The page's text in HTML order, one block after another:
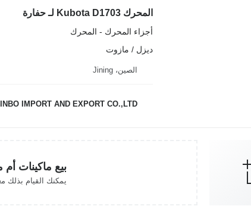
المحرك Kubota D1703 لـ حفارة
أجزاء المحرك - المحرك
ديزل / مازوت
الصين، Jining
IMPORT AND EXPORT CO.,LTD.
بيع ماكينات
يمكنك القيام بذلك